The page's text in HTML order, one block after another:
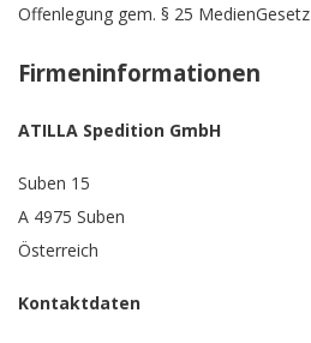
Offenlegung gem. § 25 MedienGesetz
Firmeninformationen
ATILLA Spedition GmbH
Suben 15
A 4975 Suben
Österreich
Kontaktdaten